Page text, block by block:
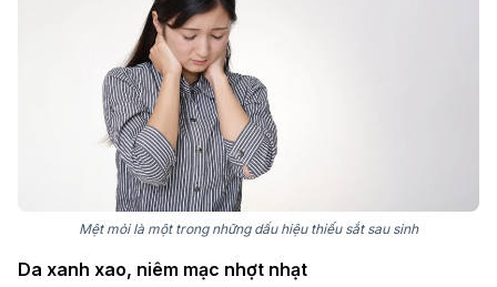
Mệt mỏi là một trong những dấu hiệu thiếu sắt sau sinh
Da xanh xao, niêm mạc nhợt nhạt